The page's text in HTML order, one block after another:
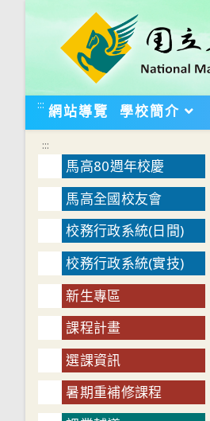
::: 網站導覽 學校簡介
:::
馬高80週年校慶
馬高全國校友會
校務行政系統(日間)
校務行政系統(實技)
新生專區
課程計畫
選課資訊
暑期重補修課程